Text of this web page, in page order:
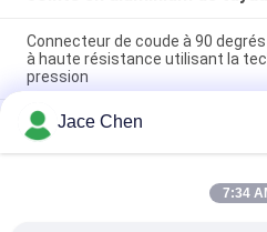
Connecteur de coude à 90
à haute résistance utilisant la
pression
Joint de tuyau en aluminium
pression certifié ISO9001 pour
maigres et les postes de travail
Connecteur de coude de coulée
Jace Chen
7:34